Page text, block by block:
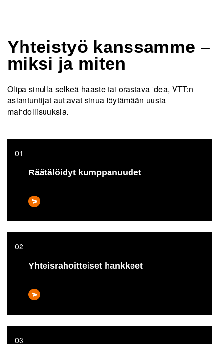
Yhteistyö kanssamme –
miksi ja miten
Olipa sinulla selkeä haaste tai orastava idea, VTT:n
asiantuntijat auttavat sinua löytämään uusia
mahdollisuuksia.
Räätälöidyt kumppanuudet
Yhteisrahoitteiset hankkeet